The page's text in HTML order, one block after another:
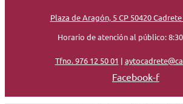
Plaza de Aragón, 5 CP 50420
Horario de atención al público:
Tfno. 976 12 50 01 |
Facebook-f